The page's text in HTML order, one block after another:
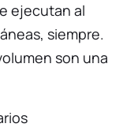
ejecutan al
siempre.
son una